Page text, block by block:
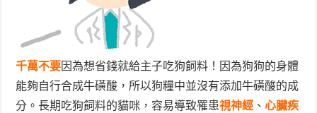
千萬不要因為想省錢就給主子吃狗飼料！因為狗狗的身體
能夠自行合成牛磺酸，所以狗糧中並沒有添加牛磺酸的成
分。長期吃狗飼料的貓咪，容易導致罹患視神經 、心臟疾